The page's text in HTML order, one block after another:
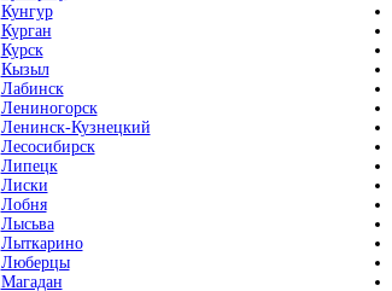
Кунгур
Курган
Курск
Кызыл
Лабинск
Лениногорск
Ленинск-Кузнецкий
Лесосибирск
Липецк
Лиски
Лобня
Лысьва
Лыткарино
Люберцы
Магадан